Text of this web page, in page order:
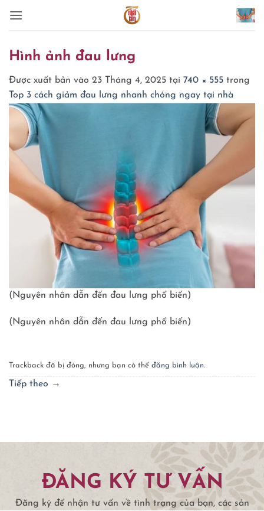
qua
dungHình ảnh đau lưng
Được xuất bản vào 23 Tháng 4, 2025 tại 740 × 555 trong
Top 3 cách giảm đau lưng nhanh chóng ngay tại nhà
(Nguyên nhân dẫn đến đau lưng phổ biến)
(Nguyên nhân dẫn đến đau lưng phổ biến)
Trackback đã bị đóng, nhưng bạn có thể đăng bình luận.
Tiếp theo →
ĐĂNG KÝ TƯ VẤN
Đăng ký để nhận tư vấn về tình trạng của bạn, các sản